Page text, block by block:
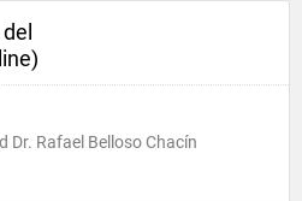
Dr. Rafael Belloso Chacín